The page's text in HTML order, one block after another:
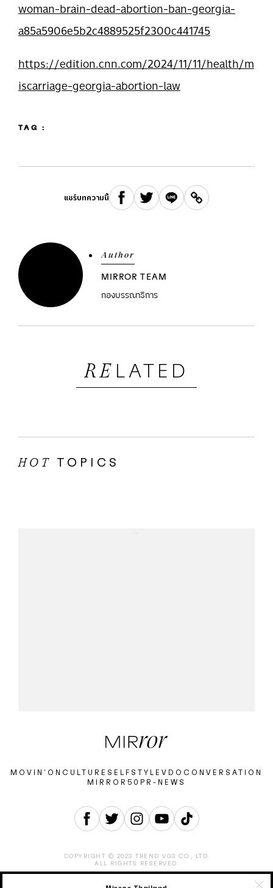
woman-brain-dead-abortion-ban-georgia-
a85a5906e5b2c4889525f2300c441745
https://edition.cnn.com/2024/11/11/health/m
iscarriage-georgia-abortion-law
TAG :
แชร์บทความนี้
Author
MIRROR TEAM
กองบรรณาธิการ
RE LATED
HOT TOPICS
MOVIN’ON CULTURE SELF STYLE VDO CONVERSATION
MIRROR50 PR-NEWS
COPYRIGHT © 2023 TREND VG3 CO., LTD.
ALL RIGHTS RESERVED.